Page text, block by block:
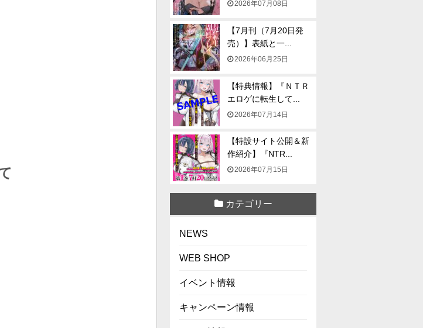
2026年07月08日
【7月刊（7月20日発
売）】表紙と一...
2026年06月25日
【特典情報】『ＮＴＲ
エロゲに転生して...
2026年07月14日
【特設サイト公開＆新
作紹介】『NTR...
2026年07月15日
カテゴリー
NEWS
WEB SHOP
イベント情報
キャンペーン情報